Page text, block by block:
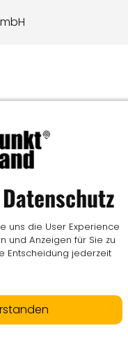
uns die User Experience
und Anzeigen für Sie zu
Entscheidung jederzeit